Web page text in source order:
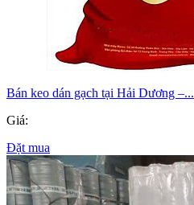
Bán keo dán gạch tại Hải Dương –...
Giá:
Đặt mua